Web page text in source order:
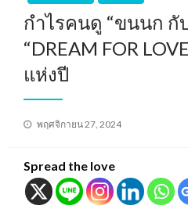
กำไรคนดู “ขนนก กั
“DREAM FOR
แห่งปี
Posted
พฤศจิกายน 27, 2024
Spread the love